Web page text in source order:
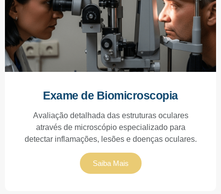
Exame de Biomicroscopia
Avaliação detalhada das estruturas oculares
através de microscópio especializado para
detectar inflamações, lesões e doenças oculares.
Saiba Mais